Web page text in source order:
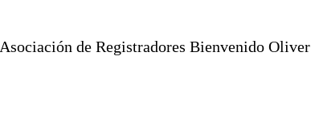
Asociación de Registradores Bienvenido Oliver